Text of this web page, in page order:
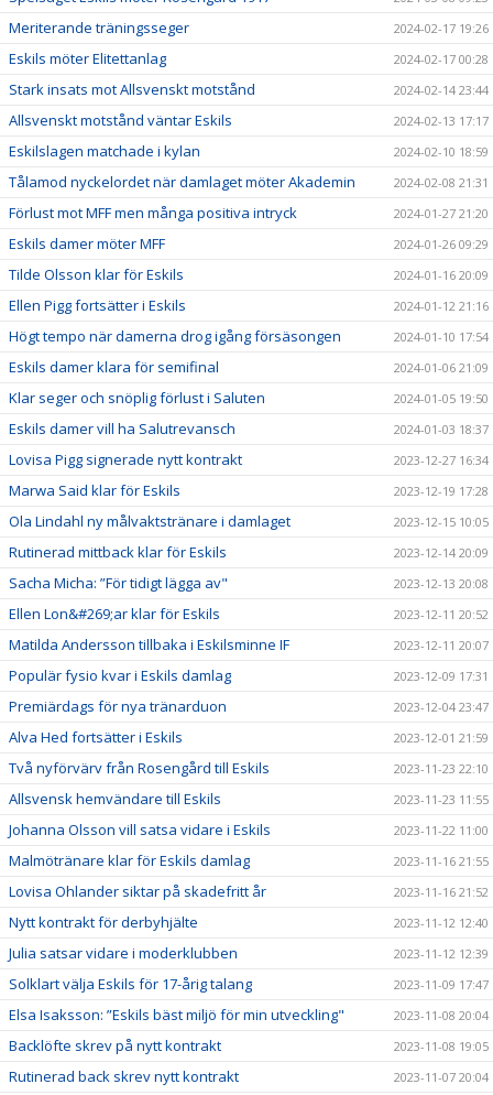
Meriterande träningsseger 2024-02-17 19:26
Eskils möter Elitettanlag 2024-02-17 00:28
Stark insats mot Allsvenskt motstånd 2024-02-14 23:44
Allsvenskt motstånd väntar Eskils 2024-02-13 17:17
Eskilslagen matchade i kylan 2024-02-10 18:59
Tålamod nyckelordet när damlaget möter Akademin 2024-02-08 21:31
Förlust mot MFF men många positiva intryck 2024-01-27 21:20
Eskils damer möter MFF 2024-01-26 09:29
Tilde Olsson klar för Eskils 2024-01-16 20:09
Ellen Pigg fortsätter i Eskils 2024-01-12 21:16
Högt tempo när damerna drog igång försäsongen 2024-01-10 17:54
Eskils damer klara för semifinal 2024-01-06 21:09
Klar seger och snöplig förlust i Saluten 2024-01-05 19:50
Eskils damer vill ha Salutrevansch 2024-01-03 18:37
Lovisa Pigg signerade nytt kontrakt 2023-12-27 16:34
Marwa Said klar för Eskils 2023-12-19 17:28
Ola Lindahl ny målvaktstränare i damlaget 2023-12-15 10:05
Rutinerad mittback klar för Eskils 2023-12-14 20:09
Sacha Micha: ”För tidigt lägga av" 2023-12-13 20:08
Ellen Lon&#269;ar klar för Eskils 2023-12-11 20:52
Matilda Andersson tillbaka i Eskilsminne IF 2023-12-11 20:07
Populär fysio kvar i Eskils damlag 2023-12-09 17:31
Premiärdags för nya tränarduon 2023-12-04 23:47
Alva Hed fortsätter i Eskils 2023-12-01 21:59
Två nyförvärv från Rosengård till Eskils 2023-11-23 22:10
Allsvensk hemvändare till Eskils 2023-11-23 11:55
Johanna Olsson vill satsa vidare i Eskils 2023-11-22 11:00
Malmötränare klar för Eskils damlag 2023-11-16 21:55
Lovisa Ohlander siktar på skadefritt år 2023-11-16 21:52
Nytt kontrakt för derbyhjälte 2023-11-12 12:40
Julia satsar vidare i moderklubben 2023-11-12 12:39
Solklart välja Eskils för 17-årig talang 2023-11-09 17:47
Elsa Isaksson: ”Eskils bäst miljö för min utveckling" 2023-11-08 20:04
Backlöfte skrev på nytt kontrakt 2023-11-08 19:05
Rutinerad back skrev nytt kontrakt 2023-11-07 20:04